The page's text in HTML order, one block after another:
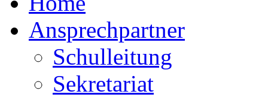
Ansprechpartner
Schulleitung
Sekretariat